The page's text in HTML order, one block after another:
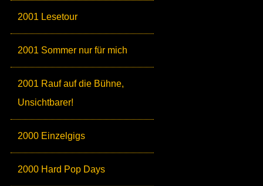
2001 Lesetour
2001 Sommer nur für mich
2001 Rauf auf die Bühne,
Unsichtbarer!
2000 Einzelgigs
2000 Hard Pop Days